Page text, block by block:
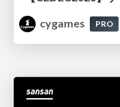
cygames
PRO